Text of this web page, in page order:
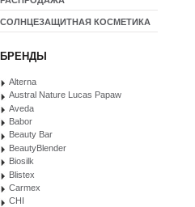
СОЛНЦЕЗАЩИТНАЯ КОСМЕТИКА
БРЕНДЫ
Alterna
Austral Nature Lucas Papaw
Aveda
Babor
Beauty Bar
BeautyBlender
Biosilk
Blistex
Carmex
CHI